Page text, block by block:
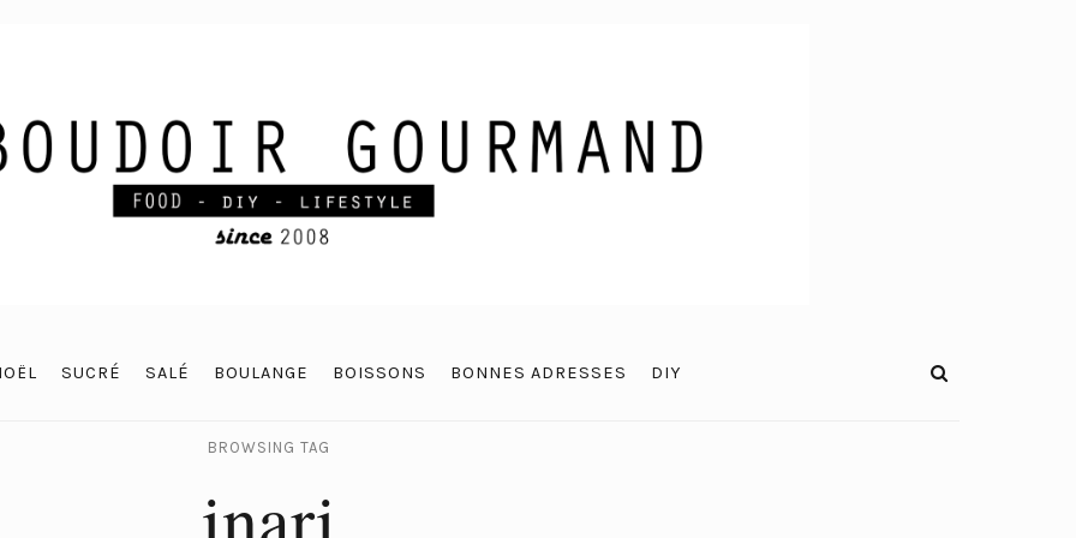
SUCRÉ SALÉ BOULANGE BOISSONS BONNES ADRESSES DIY
BROWSING TAG
inari